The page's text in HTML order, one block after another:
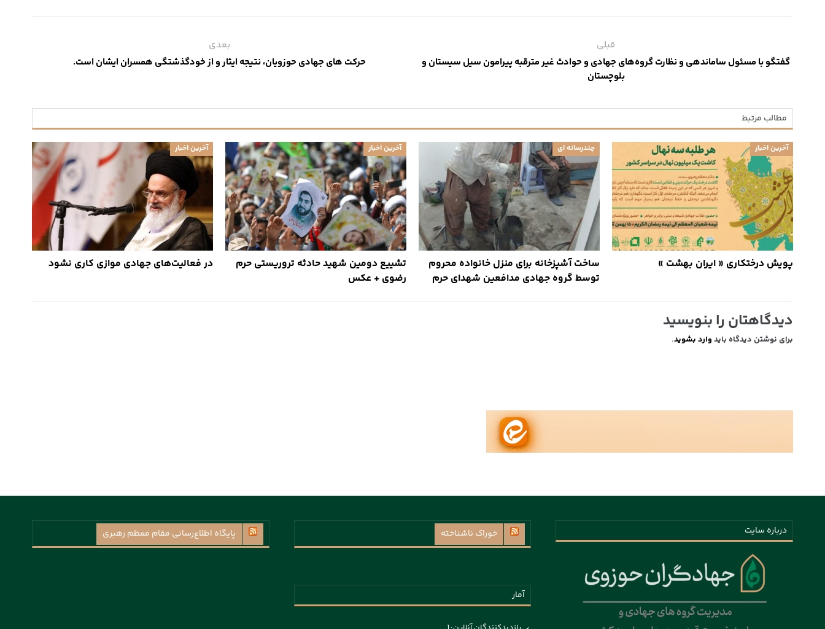
قبلی
گفتگو با مسئول ساماندهی و نظارت گروه‌های جهادی و حوادث غیر مترقبه پیرامون سیل سیستان و
بلوچستان
بعدی
حرکت های جهادی حوزویان، نتیجه ایثار و از خودگذشتگی همسران ایشان است.
مطالب مرتبط
آخرین اخبار
پویش درختکاری « ایران بهشت »
چندرسانه ای
ساخت آشپزخانه برای منزل خانواده محروم
توسط گروه جهادی مدافعین شهدای حرم
آخرین اخبار
تشییع دومین شهید حادثه تروریستی حرم
رضوی + عکس
آخرین اخبار
در فعالیت‌های جهادی موازی کاری نشود
دیدگاهتان را بنویسید
برای نوشتن دیدگاه باید وارد بشوید.
درباره سایت خوراک ناشناخته
آمار
پايگاه اطلاع‌رسانی مقام معظم رهبری